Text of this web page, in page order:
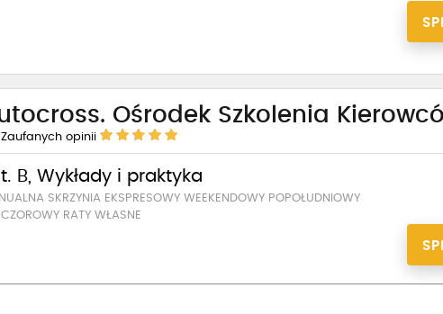
Ośrodek Szkolenia
Zaufanych opinii
B, Wykłady i praktyka
SKRZYNIA EKSPRESOWY WEEKENDOWY POPOŁUDNIOWY
RATY WŁASNE